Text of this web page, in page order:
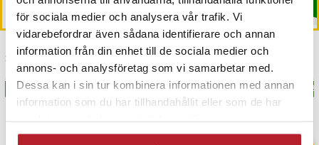
för sociala medier och analysera vår trafik. Vi
vidarebefordrar även sådana identifierare och annan
information från din enhet till de sociala medier och
annons- och analysföretag som vi samarbetar med.
Dessa kan i sin tur kombinera informationen med annan
information som du har tillhandahållit eller som de har
Köp Köp
Senast besökta
BÄSTSÄLJARE BÄSTSÄLJARE